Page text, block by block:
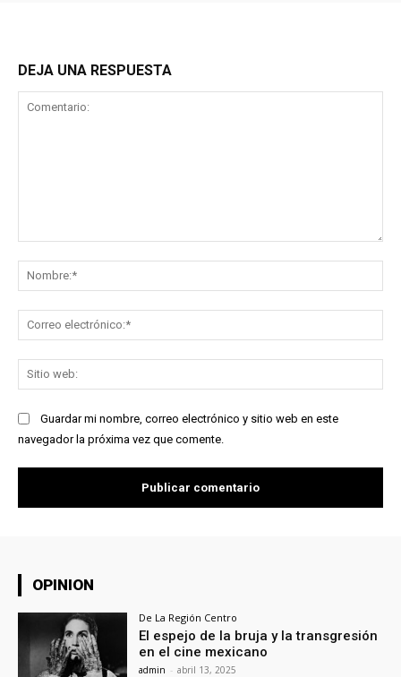
DEJA UNA RESPUESTA
Guardar mi nombre, correo electrónico y sitio web en este
navegador la próxima vez que comente.
OPINION
De La Región Centro
El espejo de la bruja y la transgresión
en el cine mexicano
admin - abril 13, 2025